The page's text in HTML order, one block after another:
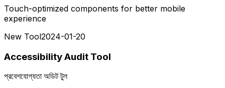
Touch-optimized components for better mobile
experience
New Tool2024-01-20
Accessibility Audit Tool
প্রবেশযোগ্যতা অডিট টুল